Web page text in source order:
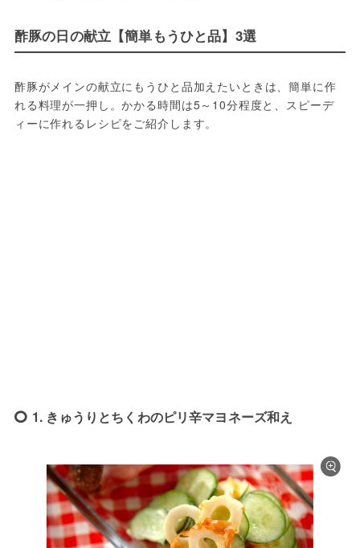
酢豚の日の献立【簡単もうひと品】3選
酢豚がメインの献立にもうひと品加えたいときは、簡単に作
れる料理が一押し。かかる時間は5～10分程度と、スピーデ
ィーに作れるレシピをご紹介します。
1. きゅうりとちくわのピリ辛マヨネーズ和え